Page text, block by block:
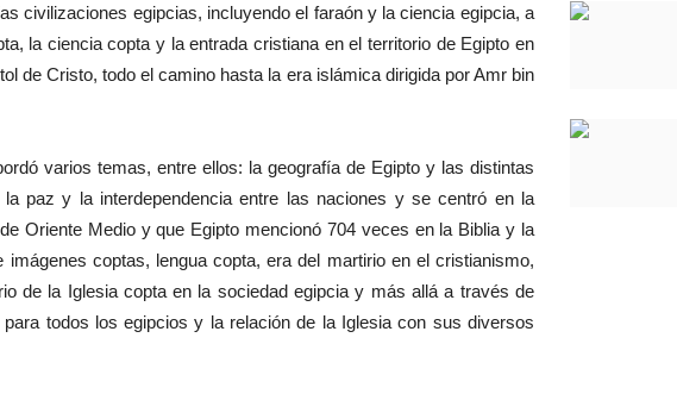
civilizaciones egipcias, incluyendo el faraón y la ciencia egipcia, a
la ciencia copta y la entrada cristiana en el territorio de Egipto en
de Cristo, todo el camino hasta la era islámica dirigida por Amr bin
varios temas, entre ellos: la geografía de Egipto y las distintas
paz y la interdependencia entre las naciones y se centró en la
Oriente Medio y que Egipto mencionó 704 veces en la Biblia y la
coptas, lengua copta, era del martirio en el cristianismo,
de la Iglesia copta en la sociedad egipcia y más allá a través de
todos los egipcios y la relación de la Iglesia con sus diversos